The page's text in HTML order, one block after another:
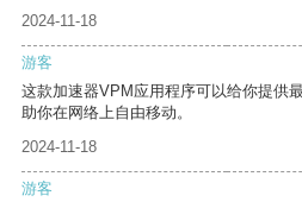
2024-11-18
游客
这款加速器VPM应用程序可以给你提供
助你在网络上自由移动。
2024-11-18
游客